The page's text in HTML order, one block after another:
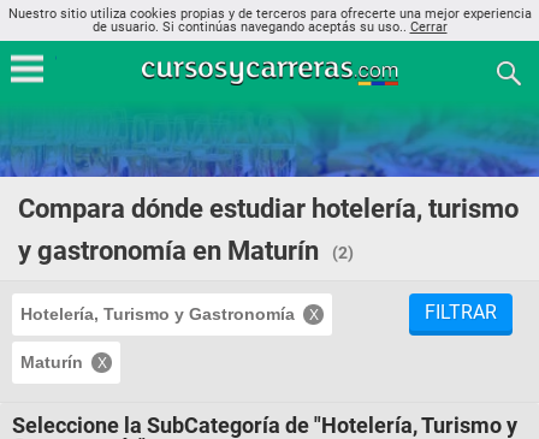
Nuestro sitio utiliza cookies propias y de terceros para ofrecerte una mejor experiencia
de usuario. Si continúas navegando aceptás su uso.. Cerrar
Compara dónde estudiar hotelería, turismo
y gastronomía en Maturín
(2)
Hotelería, Turismo y Gastronomía
Maturín
FILTRAR
Seleccione la SubCategoría de "Hotelería, Turismo y